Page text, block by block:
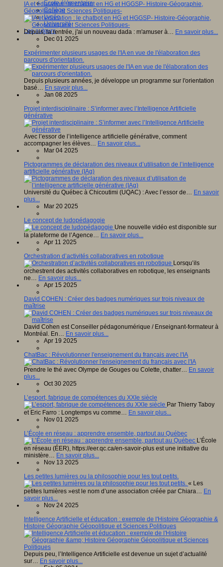
Ecole élémentaire
Collège
Lycée
Université
Les auteurs
IA et éducation : le chatbot en HG et HGGSP- Histoire-Géographie,
Géopolitique et Sciences Politiques-
Depuis, la rentrée, j'ai un nouveau dada : m'amuser à… En savoir plus...
Dec 01 2025
Expérimenter plusieurs usages de l'IA en vue de l'élaboration des
parcours d'orientation.
Depuis plusieurs années, je développe un programme sur l'orientation
basé… En savoir plus...
Jan 08 2025
Projet interdisciplinaire : S’informer avec l’Intelligence Artificielle
générative
Avec l’essor de l’intelligence artificielle générative, comment
accompagner les élèves… En savoir plus...
Mar 04 2025
Pictogrammes de déclaration des niveaux d’utilisation de l’intelligence
artificielle générative (IAg)
Université du Québec à Chicoutimi (UQAC) : Avec l’essor de… En savoir
plus...
Mar 20 2025
Le concept de ludopédagogie
Une nouvelle vidéo est disponible sur
la plateforme de l’Agence… En savoir plus...
Apr 11 2025
Orchestration d’activités collaboratives en robotique
Lorsqu’ils
orchestrent des activités collaboratives en robotique, les enseignants
ne… En savoir plus...
Apr 15 2025
David COHEN : Créer des badges numériques sur trois niveaux de
maîtrise
David Cohen est Conseiller pédagonumérique / Enseignant-formateur à
Montréal. En… En savoir plus...
Apr 19 2025
ChatBac : Révolutionner l'enseignement du français avec l'IA
Prendre le thé avec Olympe de Gouges ou Colette, chatter… En savoir
plus...
Oct 30 2025
L’esport, fabrique de compétences du XXIe siècle
Par Thierry Taboy
et Eric Farro : Longtemps vu comme… En savoir plus...
Nov 01 2025
L’École en réseau : apprendre ensemble, partout au Québec
L’École
en réseau (ÉER), https://eer.qc.ca/en-savoir-plus est une initiative du
ministère… En savoir plus...
Nov 13 2025
Les petites lumières ou la philosophie pour les tout petits.
« Les
petites lumières »est le nom d’une association créée par Chiara… En
savoir plus...
Nov 24 2025
Intelligence Artificielle et éducation : exemple de l'Histoire Géographie &
Histoire Géographie Géopolitique et Sciences Politiques
Depuis peu, l’Intelligence Artificielle est devenue un sujet d’actualité
sur… En savoir plus...